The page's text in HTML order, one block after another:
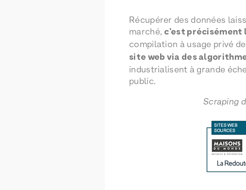
Récupérer des données
marché, c’est
compilation à usage privé
site web via des
industrialisent à grande
public.
Scraping